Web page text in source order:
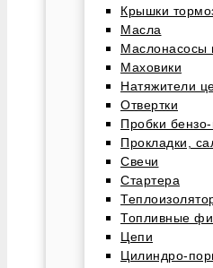
Крышки
Масла
Маслонасосы
Маховики
Натяжители
Отвертки
Пробки
Прокладки,
Свечи
Стартера
Топливные
Цепи
Цилиндро-